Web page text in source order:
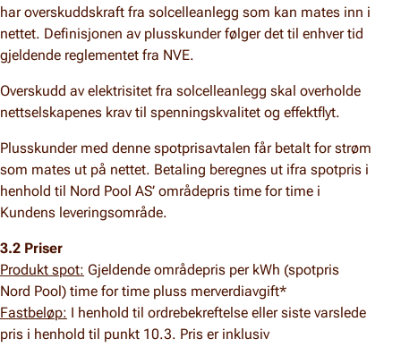
har overskuddskraft fra solcelleanlegg som kan mates inn i
nettet. Definisjonen av plusskunder følger det til enhver tid
gjeldende reglementet fra NVE.
Overskudd av elektrisitet fra solcelleanlegg skal overholde
nettselskapenes krav til spenningskvalitet og effektflyt.
Plusskunder med denne spotprisavtalen får betalt for strøm
som mates ut på nettet. Betaling beregnes ut ifra spotpris i
henhold til Nord Pool AS’ områdepris time for time i
Kundens leveringsområde.
3.2 Priser
Produkt spot: Gjeldende områdepris per kWh (spotpris
Nord Pool) time for time pluss merverdiavgift*
Fastbeløp: I henhold til ordrebekreftelse eller siste varslede
pris i henhold til punkt 10.3. Pris er inklusiv